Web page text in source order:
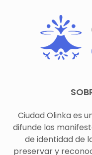
Ciudad Olinka es
difunde las
de identidad de
preservar y